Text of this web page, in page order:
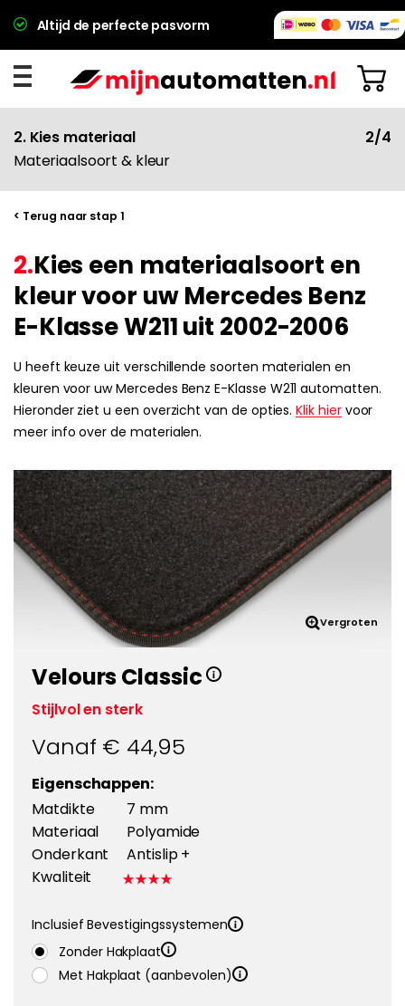
Altijd de perfecte pasvorm
2. Kies materiaal
Materiaalsoort & kleur
2/4
< Terug naar stap 1
2.Kies een materiaalsoort en
kleur voor uw Mercedes Benz
E-Klasse W211 uit 2002-2006
U heeft keuze uit verschillende soorten materialen en
kleuren voor uw Mercedes Benz E-Klasse W211 automatten.
Hieronder ziet u een overzicht van de opties.Klik hiervoor
meer info over de materialen.
Vergroten
Velours Classic
Stijlvol en sterk
Vanaf € 44,95
Eigenschappen:
Matdikte
7 mm
Materiaal
Polyamide
Onderkant
Antislip +
Kwaliteit
Inclusief Bevestigingssystemen
Zonder Hakplaat
Met Hakplaat (aanbevolen)